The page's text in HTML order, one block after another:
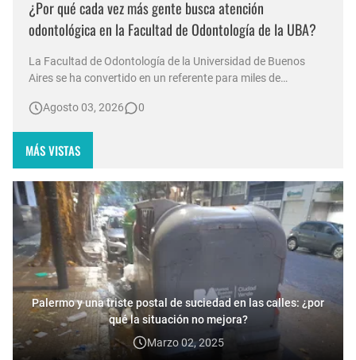
¿Por qué cada vez más gente busca atención
odontológica en la Facultad de Odontología de la UBA?
La Facultad de Odontología de la Universidad de Buenos
Aires se ha convertido en un referente para miles de
contexto económico adverso. Durante las vacaciones de
formarse desde las 7:00 a.…
Agosto 03, 2026 0
MÁS VISTAS
Palermo y una triste postal de suciedad en las calles: ¿por
qué la situación no mejora?
Marzo 02, 2025